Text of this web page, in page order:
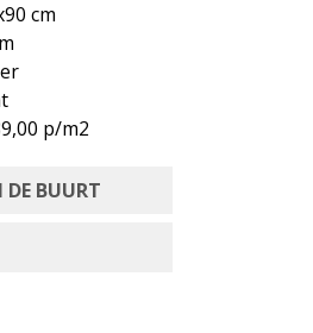
cm
p/m2
DE BUURT